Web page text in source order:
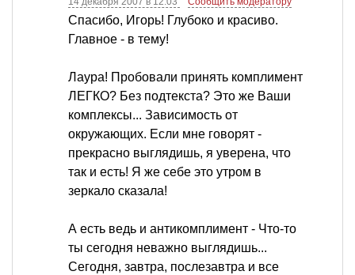
Спасибо, Игорь! Глубоко и красиво.
Главное - в тему!
Лаура! Пробовали принять комплимент
ЛЕГКО? Без подтекста? Это же Ваши
комплексы... Зависимость от
окружающих. Если мне говорят -
прекрасно выглядишь, я уверена, что
так и есть! Я же себе это утром в
зеркало сказала!
А есть ведь и антикомплимент - Что-то
ты сегодня неважно выглядишь...
Сегодня, завтра, послезавтра и все